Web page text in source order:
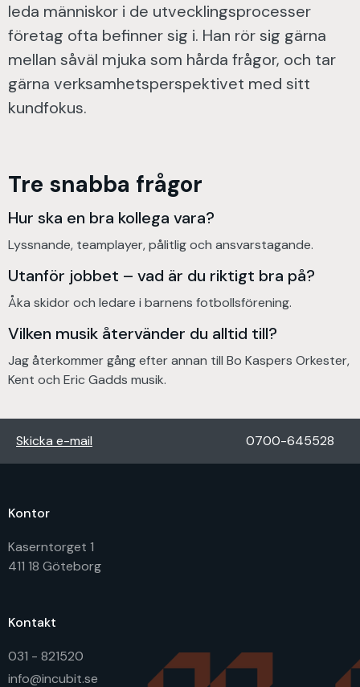
leda människor i de utvecklingsprocesser
företag ofta befinner sig i. Han rör sig gärna
mellan såväl mjuka som hårda frågor, och tar
gärna verksamhetsperspektivet med sitt
kundfokus.
Tre snabba frågor
Hur ska en bra kollega vara?
Lyssnande, teamplayer, pålitlig och ansvarstagande.
Utanför jobbet – vad är du riktigt bra på?
Åka skidor och ledare i barnens fotbollsförening.
Vilken musik återvänder du alltid till?
Jag återkommer gång efter annan till Bo Kaspers Orkester,
Kent och Eric Gadds musik.
Skicka e-mail 0700-645528
Kontor
Kaserntorget 1
411 18 Göteborg
Kontakt
031 - 821520
info@incubit.se